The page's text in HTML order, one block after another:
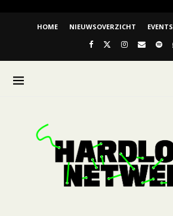
HOME NIEUWSOVERZICHT EVENTS